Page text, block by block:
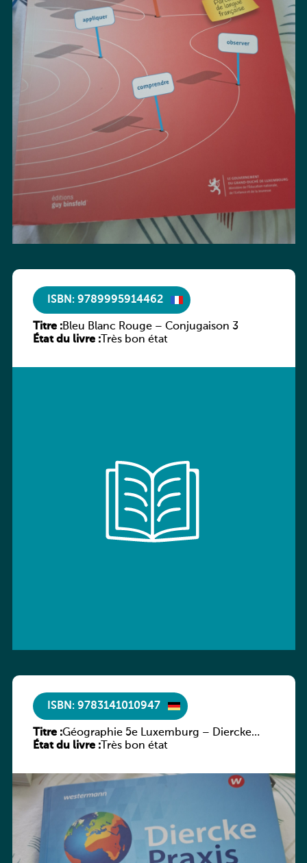
ISBN: 9789995914462
Titre :Bleu Blanc Rouge – Conjugaison 3
État du livre :Très bon état
ISBN: 9783141010947
Titre :Géographie 5e Luxemburg – Diercke
Praxis
État du livre :Très bon état